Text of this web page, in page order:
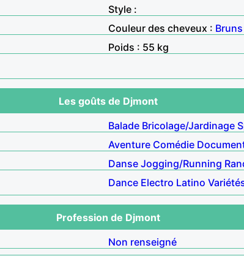
Style :
Couleur des cheveux : Bruns
Poids : 55 kg
Les goûts de Djmont
Balade Bricolage/Jardinage
Aventure Comédie
Danse Jogging/Running
Dance Electro Latino
Profession de Djmont
Non renseigné